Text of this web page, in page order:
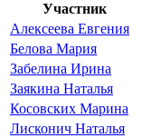
Участник
Алексеева Евгения
Белова Мария
Забелина Ирина
Заякина Наталья
Косовских Марина
Лисконич Наталья